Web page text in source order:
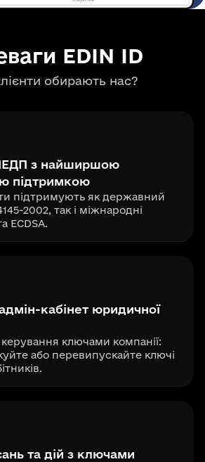
EDIN ID
обирають нас?
з найширшою
підтримкою
підтримують як державний
2002, так і міжнародні
ECDSA.
кабінет юридичної
ключами компанії:
або перевипускайте ключі
та дій з ключами